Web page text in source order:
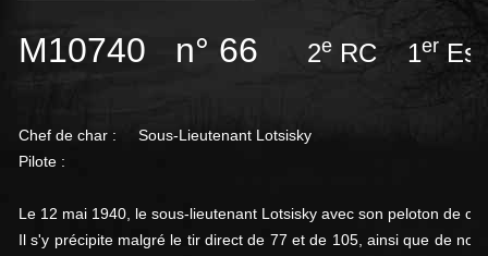
M10740 n° 66 2e RC 1er
Chef de char : Sous-Lieutenant Lotsisky
Pilote :
Le 12 mai 1940, le sous-lieutenant Lotsisky avec son peloton de
Il s'y précipite malgré le tir direct de 77 et de 105, ainsi que de